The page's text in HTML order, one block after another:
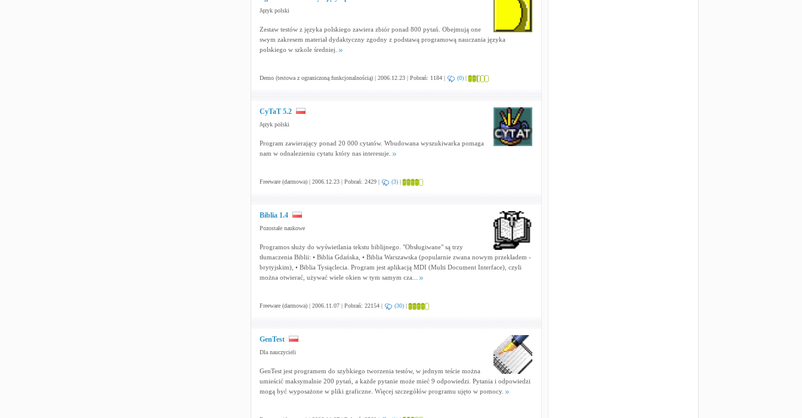
Język polski
Zestaw testów z języka polskiego zawiera zbiór ponad 800 pytań. Obejmują one
swym zakresem materiał dydaktyczny zgodny z podstawą programową nauczania języka
polskiego w szkole średniej.
Demo (testowa z ograniczoną funkcjonalnością) | 2006.12.23 | Pobrań: 1184 | (0)|
CyTaT 5.2
Język polski
Program zawierający ponad 20 000 cytatów. Wbudowana wyszukiwarka pomaga
nam w odnalezieniu cytatu który nas interesuje.
Freeware (darmowa) | 2006.12.23 | Pobrań: 2429 | (3)|
Biblia 1.4
Pozostałe naukowe
Programos służy do wyświetlania tekstu biblijnego. "Obsługiwane" są trzy
tłumaczenia Biblii: • Biblia Gdańska, • Biblia Warszawska (popularnie zwana nowym przekładem -
brytyjskim), • Biblia Tysiąclecia. Program jest aplikacją MDI (Multi Document Interface), czyli
można otwierać, używać wiele okien w tym samym cza...
Freeware (darmowa) | 2006.11.07 | Pobrań: 22154 | (30)|
GenTest
Dla nauczycieli
GenTest jest programem do szybkiego tworzenia testów, w jednym teście można
umieścić maksymalnie 200 pytań, a każde pytanie może mieć 9 odpowiedzi. Pytania i odpowiedzi
mogą być wyposażone w pliki graficzne. Więcej szczegółów programu ujęto w pomocy.